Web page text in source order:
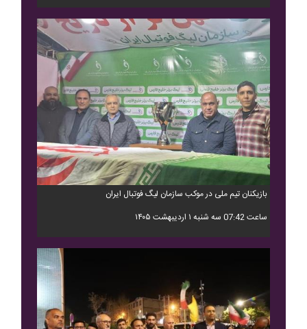
بازیکنان تیم ملی در موکب سازمان لیگ فوتبال ایران
ساعت 07:42 سه شنبه ۱ اردیبهشت ۱۴۰۵